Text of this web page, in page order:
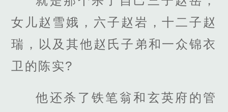
女儿赵雪娥，六子赵岩，十二子赵
瑞，以及其他赵氏子弟和一众锦衣
卫的陈实?
他还杀了铁笔翁和玄英府的管